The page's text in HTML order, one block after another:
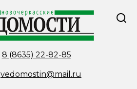
8 (8635) 22-82-85
vedomostin@mail.ru